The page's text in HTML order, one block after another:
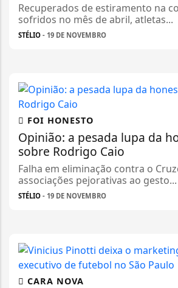
Recuperados de estiramento na
sofridos no mês de abril, atletas...
STÉLIO - 19 DE NOVEMBRO
FOI HONESTO
Opinião: a pesada lupa da
sobre Rodrigo Caio
Falha em eliminação contra o
associações pejorativas ao gesto...
STÉLIO - 19 DE NOVEMBRO
CARA NOVA